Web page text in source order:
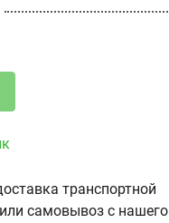
транспортной
самовывоз с нашего